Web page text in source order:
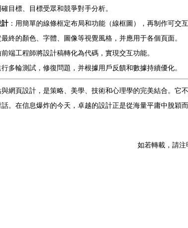
確目標、目標受眾和競爭對手分析。
計：用簡單的線條框定布局和功能（線框圖），再制作可交
終的顏色、字體、圖像等視覺風格，并應用于各個頁面。
端工程師將設計稿轉化為代碼，實現交互功能。
行多輪測試，修復問題，并根據用戶反饋和數據持續優化。
網頁設計，是策略、美學、技術和心理學的完美結合。它
。在信息爆炸的今天，卓越的設計正是從海量平庸中脫穎而
如若轉載，請